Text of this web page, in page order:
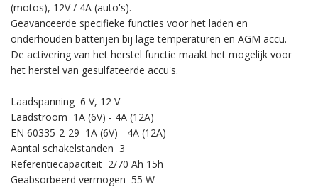
(motos), 12V / 4A (auto's).
Geavanceerde specifieke functies voor het laden en
onderhouden batterijen bij lage temperaturen en AGM accu.
De activering van het herstel functie maakt het mogelijk voor
het herstel van gesulfateerde accu's.
Laadspanning 6 V, 12 V
Laadstroom 1A (6V) - 4A (12A)
EN 60335-2-29 1A (6V) - 4A (12A)
Aantal schakelstanden 3
Referentiecapaciteit 2/70 Ah 15h
Geabsorbeerd vermogen 55 W